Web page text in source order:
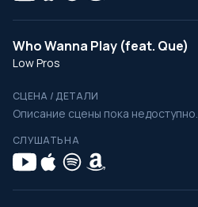
Who Wanna Play (feat. Que)
Low Pros
СЦЕНА / ДЕТАЛИ
Описание сцены пока недоступно.
СЛУШАТЬ НА